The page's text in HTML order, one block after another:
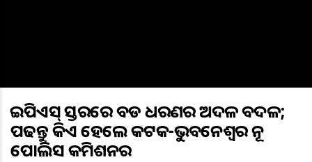
ଆଇପିଏସ୍ ସ୍ତରରେ ବଡ ଧରଣର ଅଦଳ ବଦଳ;
ପଢନ୍ତୁ କିଏ ହେଲେ କଟକ-ଭୁବନେଶ୍ୱର ନୂଆ
ପୋଲିସ କମିଶନର